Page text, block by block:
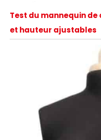
Test du mannequin de
et hauteur ajustables